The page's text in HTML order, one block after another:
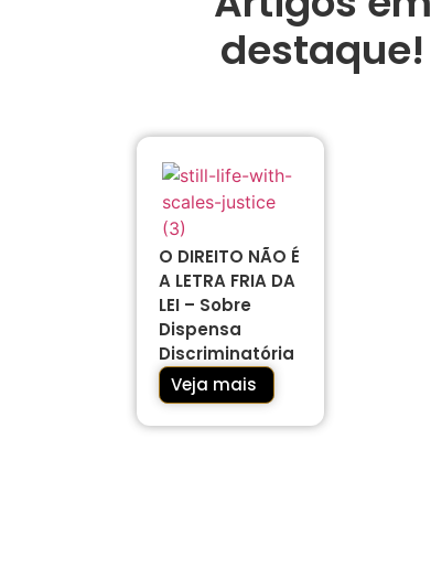
destaque!
O DIREITO NÃO É
A LETRA FRIA DA
LEI – Sobre
Dispensa
Discriminatória
Veja mais